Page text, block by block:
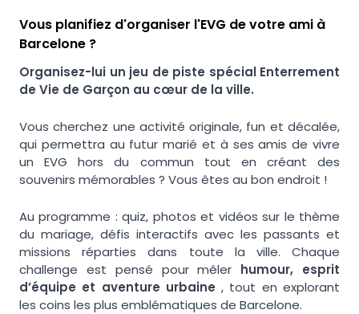
Vous planifiez d'organiser l'EVG de votre ami à
Barcelone ?
Organisez-lui un jeu de piste spécial Enterrement
de Vie de Garçon au cœur de la ville.
Vous cherchez une activité originale, fun et décalée,
qui permettra au futur marié et à ses amis de vivre
un EVG hors du commun tout en créant des
souvenirs mémorables ? Vous êtes au bon endroit !
Au programme : quiz, photos et vidéos sur le thème
du mariage, défis interactifs avec les passants et
missions réparties dans toute la ville. Chaque
challenge est pensé pour mêler humour, esprit
d’équipe et aventure urbaine , tout en explorant
les coins les plus emblématiques de Barcelone.